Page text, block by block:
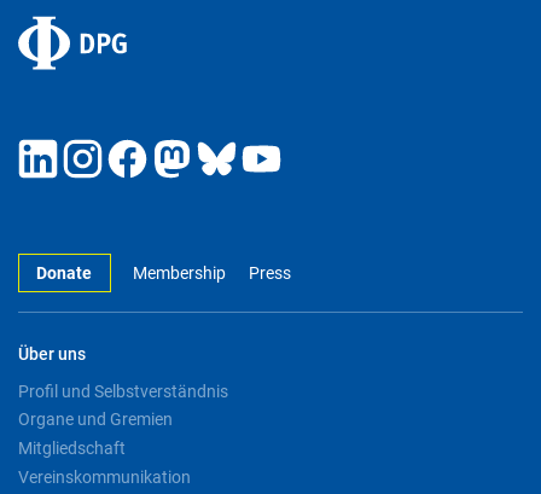
Donate Membership Press
Über uns
Profil und Selbstverständnis
Organe und Gremien
Mitgliedschaft
Vereinskommunikation